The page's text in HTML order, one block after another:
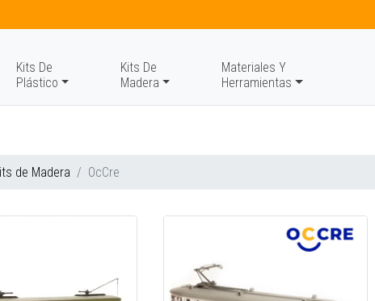
Kits De
Plástico
Kits De
Madera
Materiales Y
Herramientas
de Madera OcCre